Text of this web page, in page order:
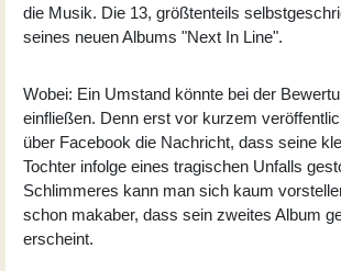
die Musik. Die 13, größtenteils
seines neuen Albums "Next In Line".
Wobei: Ein Umstand könnte bei der
einfließen. Denn erst vor kurzem
über Facebook die Nachricht, dass seine
Tochter infolge eines tragischen Unfalls
Schlimmeres kann man sich kaum
schon makaber, dass sein zweites Album
erscheint.